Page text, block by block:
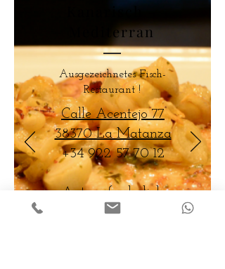
Kanarisch -
Mediterran
Ausgezeichnetes Fisch-
Restaurant !
Calle Acentejo 77
38370 La Matanza
+34 922 57 70 12
Auto erforderlich